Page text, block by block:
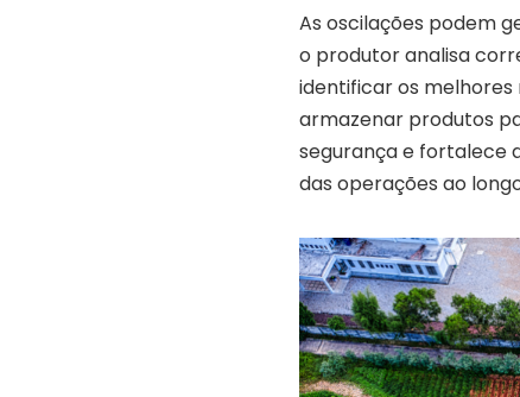
As oscilações podem
o produtor analisa
identificar os
armazenar produtos
segurança e fortalece
das operações ao